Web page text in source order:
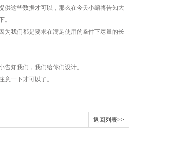
供这些数据才可以，那么在今天小编将告知大
。
我们都是要求在满足使用的条件下尽量的长
知我们，我们给你们设计。
意一下才可以了。
返回列表>>